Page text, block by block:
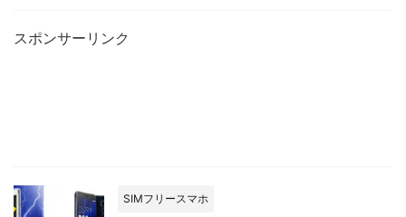
スポンサーリンク
SIMフリースマホ